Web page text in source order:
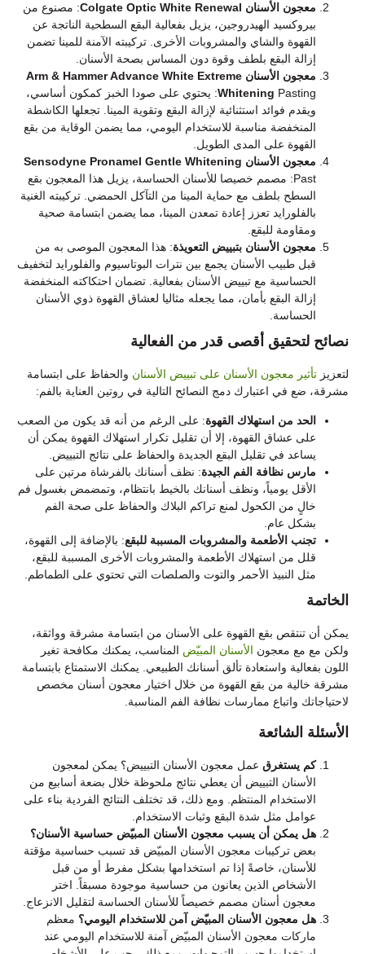
معجون الأسنان Colgate Optic White Renewal
: مصنوع من
بيروكسيد الهيدروجين، يزيل بفعالية البقع السطحية الناتجة عن
القهوة والشاي والمشروبات الأخرى. تركيبته الآمنة للمينا تضمن
إزالة البقع بلطف وقوة دون المساس بصحة الأسنان.
معجون الأسنان Arm & Hammer Advance White Extreme
WhiteningPasting: يحتوي على صودا الخبز كمكون أساسي،
ويقدم فوائد استثنائية لإزالة البقع وتقوية المينا. تجعلها الكاشطة
المنخفضة مناسبة للاستخدام اليومي، مما يضمن الوقاية من بقع
القهوة على المدى الطويل.
معجون الأسنان Sensodyne Pronamel Gentle Whitening
Past: مصمم خصيصا للأسنان الحساسة، يزيل هذا المعجون بقع
السطح بلطف مع حماية المينا من التآكل الحمضي. تركيبته الغنية
بالفلورايد تعزز إعادة تمعدن المينا، مما يضمن ابتسامة صحية
ومقاومة للبقع.
معجون الأسنان بتبييض التعويذة: هذا المعجون الموصى به من
قبل طبيب الأسنان يجمع بين نترات البوتاسيوم والفلورايد لتخفيف
الحساسية مع تبييض الأسنان بفعالية. تضمان احتكاكته المنخفضة
إزالة البقع بأمان، مما يجعله مثاليا لعشاق القهوة ذوي الأسنان
الحساسة.
نصائح لتحقيق أقصى قدر من الفعالية
لتعزيز تأثير معجون الأسنان على تبييض الأسنان والحفاظ على ابتسامة
مشرقة، ضع في اعتبارك دمج النصائح التالية في روتين العناية بالفم:
الحد من استهلاك القهوة: على الرغم من أنه قد يكون من الصعب
على عشاق القهوة، إلا أن تقليل تكرار استهلاك القهوة يمكن أن
يساعد في تقليل البقع الجديدة والحفاظ على نتائج التبييض.
مارس نظافة الفم الجيدة: نظف أسنانك بالفرشاة مرتين على
الأقل يومياً، ونظف أسنانك بالخيط بانتظام، وتمضمض بغسول فم
خالٍ من الكحول لمنع تراكم البلاك والحفاظ على صحة الفم
بشكل عام.
تجنب الأطعمة والمشروبات المسببة للبقع: بالإضافة إلى القهوة،
قلل من استهلاك الأطعمة والمشروبات الأخرى المسببة للبقع،
مثل النبيذ الأحمر والتوت والصلصات التي تحتوي على الطماطم.
الخاتمة
يمكن أن تنتقص بقع القهوة على الأسنان من ابتسامة مشرقة وواثقة،
ولكن مع مع معجون الأسنان المبيّض المناسب، يمكنك مكافحة تغير
اللون بفعالية واستعادة تألق أسنانك الطبيعي. يمكنك الاستمتاع بابتسامة
مشرقة خالية من بقع القهوة من خلال اختيار معجون أسنان مخصص
لاحتياجاتك واتباع ممارسات نظافة الفم المناسبة.
الأسئلة الشائعة
كم يستغرق عمل معجون الأسنان التبييض؟ يمكن لمعجون
الأسنان التبييض أن يعطي نتائج ملحوظة خلال بضعة أسابيع من
الاستخدام المنتظم. ومع ذلك، قد تختلف النتائج الفردية بناء على
عوامل مثل شدة البقع وثبات الاستخدام.
هل يمكن أن يسبب معجون الأسنان المبيّض حساسية الأسنان؟
بعض تركيبات معجون الأسنان المبيّض قد تسبب حساسية مؤقتة
للأسنان، خاصةً إذا تم استخدامها بشكل مفرط أو من قبل
الأشخاص الذين يعانون من حساسية موجودة مسبقاً. اختر
معجون أسنان مصمم خصيصاً للأسنان الحساسة لتقليل الانزعاج.
هل معجون الأسنان المبيّض آمن للاستخدام اليومي؟ معظم
ماركات معجون الأسنان المبيّض آمنة للاستخدام اليومي عند